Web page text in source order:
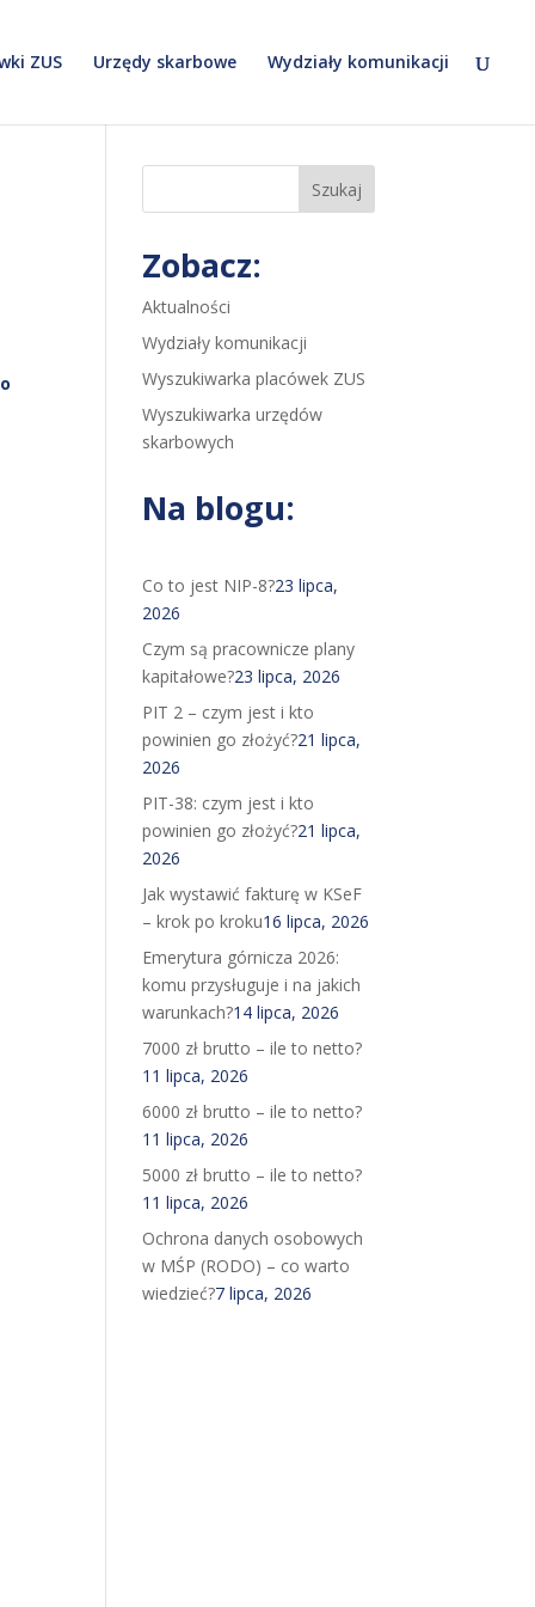
ZUS Urzędy skarbowe Wydziały komunikacji
Szukaj
Zobacz:
Aktualności
Wydziały komunikacji
Wyszukiwarka placówek ZUS
Wyszukiwarka urzędów
skarbowych
Na blogu:
Co to jest NIP-8?23 lipca,
2026
Czym są pracownicze plany
kapitałowe?23 lipca, 2026
PIT 2 – czym jest i kto
powinien go złożyć?21 lipca,
2026
PIT-38: czym jest i kto
powinien go złożyć?21 lipca,
2026
Jak wystawić fakturę w KSeF
– krok po kroku16 lipca, 2026
Emerytura górnicza 2026:
komu przysługuje i na jakich
warunkach?14 lipca, 2026
7000 zł brutto – ile to netto?
11 lipca, 2026
6000 zł brutto – ile to netto?
11 lipca, 2026
5000 zł brutto – ile to netto?
11 lipca, 2026
Ochrona danych osobowych
w MŚP (RODO) – co warto
wiedzieć?7 lipca, 2026